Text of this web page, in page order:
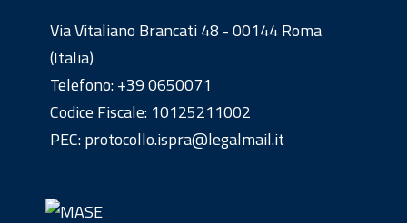
Via Vitaliano Brancati 48 - 00144 Roma
(Italia)
Telefono:+39 0650071
Codice Fiscale: 10125211002
PEC: protocollo.ispra@legalmail.it